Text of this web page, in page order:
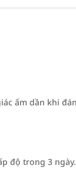
ấm dần khi
độ trong 3